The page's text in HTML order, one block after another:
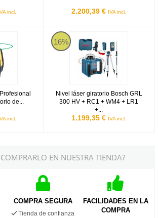
incl. 2.200,39 € IVA incl.
de...
incl.
- Nivel láser giratorio de 600 metros
16%
Nivel láser giratorio Bosch GRL
300 HV + RC1 + WM4 + LR1
+...
1.199,35 € IVA incl.
Nivel láser giratorio Bosch GRL
EN NUESTRA TIENDA?
COMPRA SEGURA
Tienda de confianza
FACILIDADES EN LA
COMPRA